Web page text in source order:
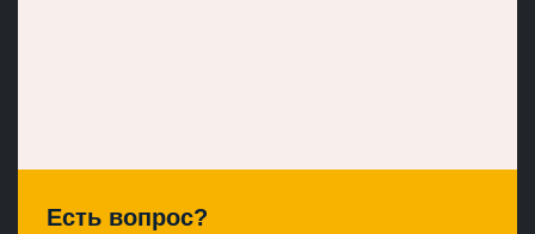
Есть вопрос?